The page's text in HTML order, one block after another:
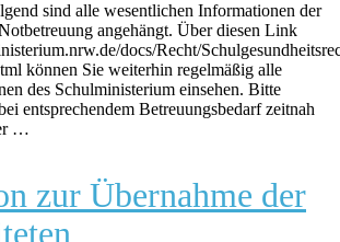
sind alle wesentlichen Informationen der
angehängt. Über diesen Link
docs/Recht/
können Sie weiterhin regelmäßig alle
des Schulministerium einsehen. Bitte
entsprechendem Betreuungsbedarf zeitnah
…
zur Übernahme der